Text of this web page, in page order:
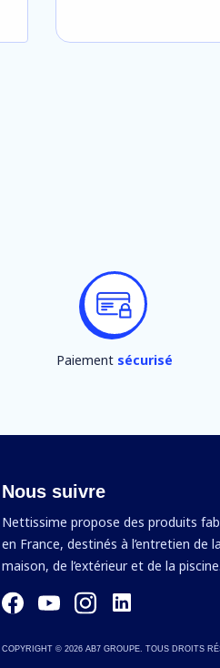
Paiement sécurisé
Nous suivre
Nettissime propose des produits
en France, destinés à l’entretien de la
maison, de l’extérieur et de la piscine.
COPYRIGHT ©2026 AB7 GROUPE. TOUS DROITS